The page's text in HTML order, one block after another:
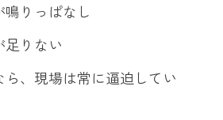
りっぱなし
足りない
ら、現場は常に逼迫してい